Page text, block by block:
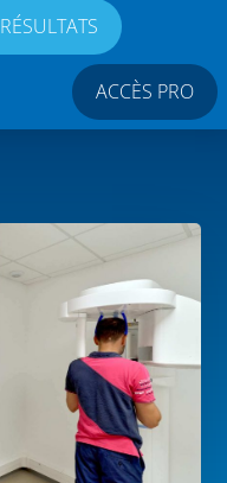
RÉSULTATS
ACCÈS PRO